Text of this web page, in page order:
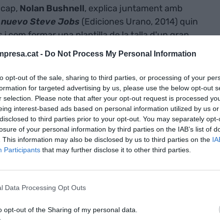
- Do Not Process My Personal Information
opt-out of the sale, sharing to third parties, or processing of your
for targeted advertising by us, please use the below opt-out
selection. Please note that after your opt-out request is processed
interest-based ads based on personal information utilized by us
to third parties prior to your opt-out. You may separately
of your personal information by third parties on the IAB’s list of
This information may also be disclosed by us to third parties on the
Participants that may further disclose it to other third parties.
Data Processing Opt Outs
opt-out of the Sharing of my personal data.
Nolan Bushnell, explica juntament amb
Steve Jobs (Ediciones Urano, 2014) quin
i com formar una plantilla de la talla d'un gran
Jobs
el difícil procés de trobar aquest nougeni
Bushnell i Stone són diversos, però tots es
de la companyia.
treballlliure en una mena d'anunci publicitari
la seva originalitat. L'exemple que posen és el
Es tracta d'un terme senzill, fresc i gens
que ajuden a alleugerir la responsabilitat que
en altres
Business Machine.